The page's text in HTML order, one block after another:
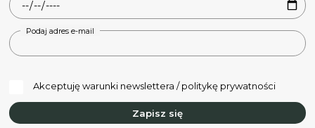
Podaj adres e-mail
Akceptuję warunki newslettera / politykę prywatności
Zapisz się